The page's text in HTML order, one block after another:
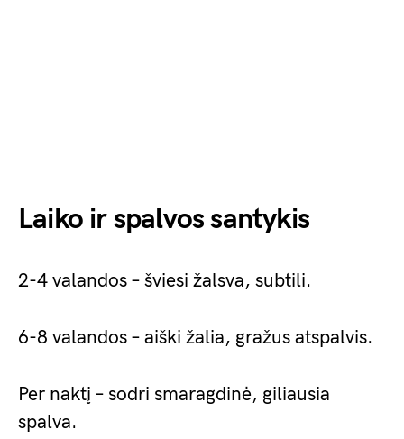
Laiko ir spalvos santykis
2-4 valandos – šviesi žalsva, subtili.
6-8 valandos – aiški žalia, gražus atspalvis.
Per naktį – sodri smaragdinė, giliausia
spalva.